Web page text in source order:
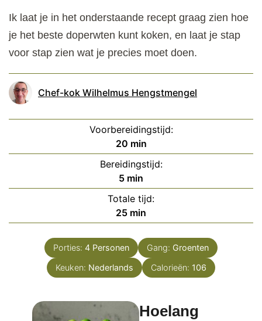
Ik laat je in het onderstaande recept graag zien hoe
je het beste doperwten kunt koken, en laat je stap
voor stap zien wat je precies moet doen.
Chef-kok Wilhelmus Hengstmengel
Voorbereidingstijd:
20minuten
min
Bereidingstijd:
5minuten
min
Totale tijd:
25minuten
min
Porties: 4 Personen Gang: Groenten
Keuken: Nederlands Calorieën: 106
Hoelang